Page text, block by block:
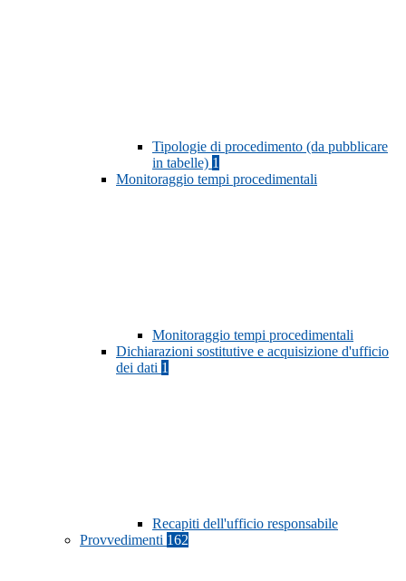
Tipologie di procedimento (da pubblicare
in tabelle) 1
Monitoraggio tempi procedimentali
Monitoraggio tempi procedimentali
Dichiarazioni sostitutive e acquisizione d'ufficio
dei dati 1
Recapiti dell'ufficio responsabile
Provvedimenti 162